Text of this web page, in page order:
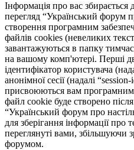
Інформація про вас
перегляд “Український форум
створення програмним
файлів cookies (невеликих
завантажуються в папку
на вашому комп'ютері. Перші
ідентифікатор користувача
анонімної сесії (надалі
присвоюються вам програмним
файл cookie буде створено
“Український форум про
для зберігання інформації про
переглянуті вами, збільшуючи
форумом.